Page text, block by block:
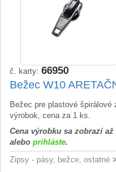
č. karty: 66950
Bežec W10
Bežec pre plastové
výrobok, cena za 1 ks.
Cena výrobku sa zobrazí
alebo prihláste.
Zipsy - pásy, bežce, ostatné >